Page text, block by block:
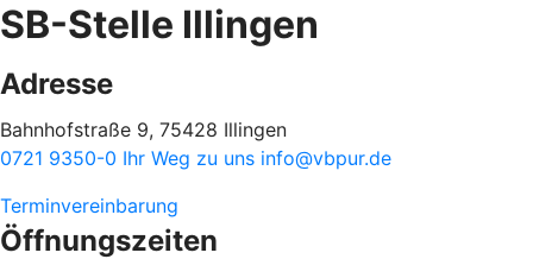
SB-Stelle Illingen
Adresse
Bahnhofstraße 9, 75428 Illingen
0721 9350-0 Ihr Weg zu uns info@vbpur.de
Terminvereinbarung
Öffnungszeiten